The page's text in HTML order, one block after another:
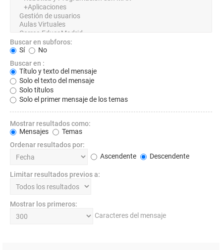
Buscar en subforos:
Sí
No
Buscar en :
Título y texto del mensaje
Solo el texto del mensaje
Solo títulos
Solo el primer mensaje de los temas
Mostrar resultados como:
Mensajes
Temas
Ordenar resultados por:
Ascendente
Descendente
Limitar resultados previos a:
Mostrar los primeros:
Caracteres del mensaje